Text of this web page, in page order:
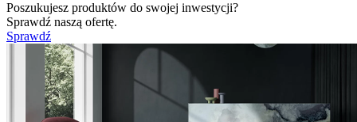
Poszukujesz produktów do swojej inwestycji?
Sprawdź naszą ofertę.
Sprawdź